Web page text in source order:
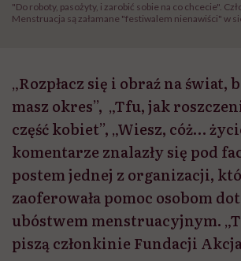
"Do roboty, pasożyty, i zarobić sobie na co chcecie".
Menstruacja są załamane "festiwalem nienawiści" w
„Rozpłacz się i obraź na świat,
masz okres”, „Tfu, jak
część kobiet”, „Wiesz, cóż…
komentarze znalazły się pod
postem jednej z organizacji,
zaoferowała pomoc osobom
ubóstwem menstruacyjnym.
piszą członkinie Fundacji